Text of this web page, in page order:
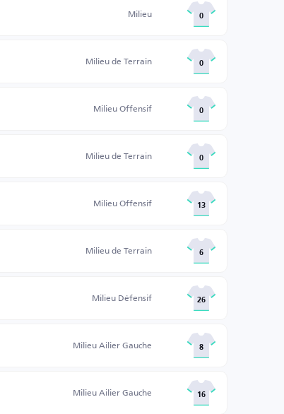
Milieu 0
Milieu de Terrain 0
Milieu Offensif 0
Milieu de Terrain 0
Milieu Offensif 13
Milieu de Terrain 6
Milieu Défensif 26
Milieu Ailier Gauche 8
Milieu Ailier Gauche 16